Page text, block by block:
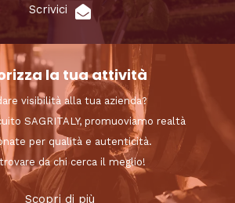
Scrivici
la tua attività
visibilità alla tua azienda?
SAGRITALY, promuoviamo realtà
per qualità e autenticità.
da chi cerca il meglio!
Scopri di più